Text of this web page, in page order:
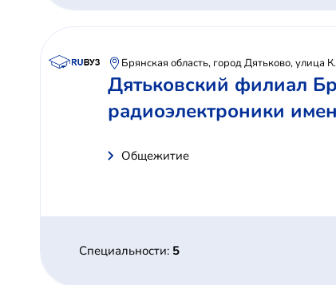
Брянская область, город Дятьково,
Дятьковский филиал
радиоэлектроники
Общежитие
Специальности: 5